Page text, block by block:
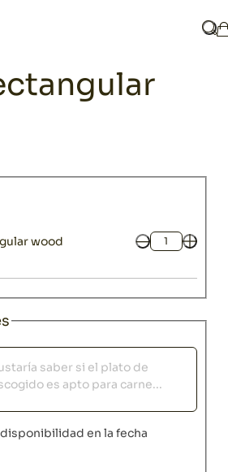
Tabla
wood Cantidad
en la fecha